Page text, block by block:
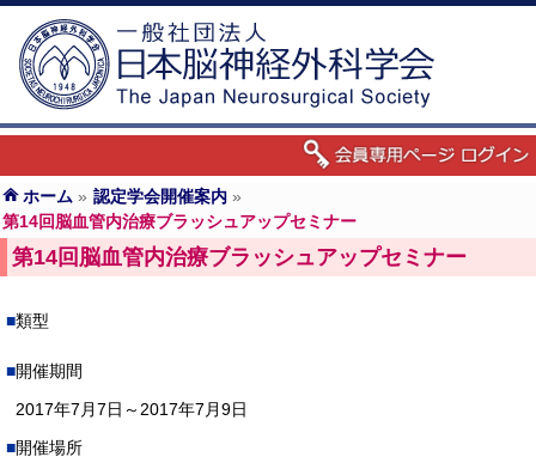
ホーム » 認定学会開催案内 »
第14回脳血管内治療ブラッシュアップセミナー
第14回脳血管内治療ブラッシュアップセミナー
類型
開催期間
2017年7月7日～2017年7月9日
開催場所